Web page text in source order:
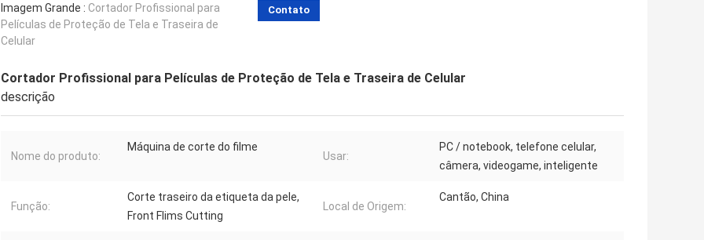
Imagem Grande : Cortador Profissional para
Películas de Proteção de Tela e Traseira de
Celular
Contato
Cortador Profissional para Películas de Proteção de Tela e Traseira de Celular
descrição
Nome do produto:
Máquina de corte do filme
Usar:
PC / notebook, telefone celular,
câmera, videogame, inteligente
Função:
Corte traseiro da etiqueta da pele,
Front Flims Cutting
Local de Origem:
Cantão, China